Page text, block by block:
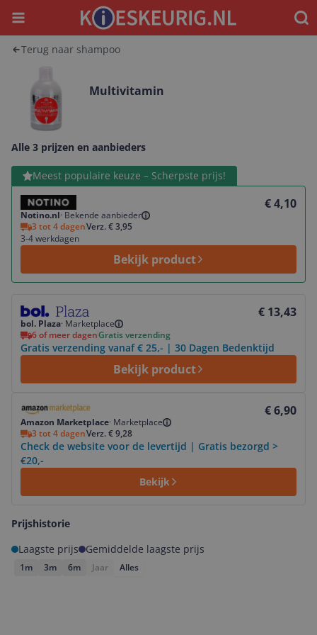
Menu
Terug naar shampoo
Multivitamin
Alle 3 prijzen en aanbieders
Meest populaire keuze – Scherpste prijs!
Notino.nl· Bekende aanbieder
€ 4,10
3 tot 4 dagenVerz. € 3,95
3-4 werkdagen
Bekijk product
Bekijk product
bol. Plaza· Marketplace
€ 13,43
6 of meer dagenGratis verzending
Gratis verzending vanaf € 25,- | 30 Dagen Bedenktijd
Bekijk product
Bekijk product
Amazon Marketplace· Marketplace
€ 6,90
3 tot 4 dagenVerz. € 9,28
Check de website voor de levertijd | Gratis bezorgd >
€20,-
Bekijk
Bekijk product
Prijshistorie
Laagste prijs
Gemiddelde laagste prijs
1m 3m 6m Jaar Alles